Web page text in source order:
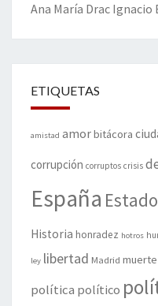
Ana María Drac Ignacio
ETIQUETAS
amistad amorbitácora
corrupción corruptos crisis
España Estado
Historia honradez hotros
ley libertad Madrid muerte
política político